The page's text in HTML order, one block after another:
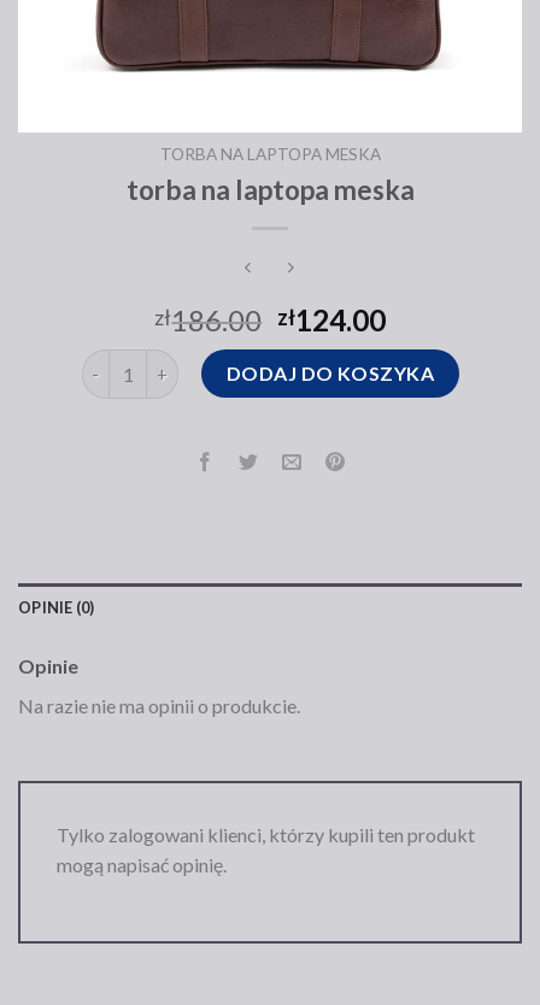
TORBA NA LAPTOPA MESKA
torba na laptopa meska
zł186.00 zł124.00
ilość torba na laptopa meskaDODAJ DO KOSZYKA
OPINIE (0)
Opinie
Na razie nie ma opinii o produkcie.
Tylko zalogowani klienci, którzy kupili ten produkt
mogą napisać opinię.